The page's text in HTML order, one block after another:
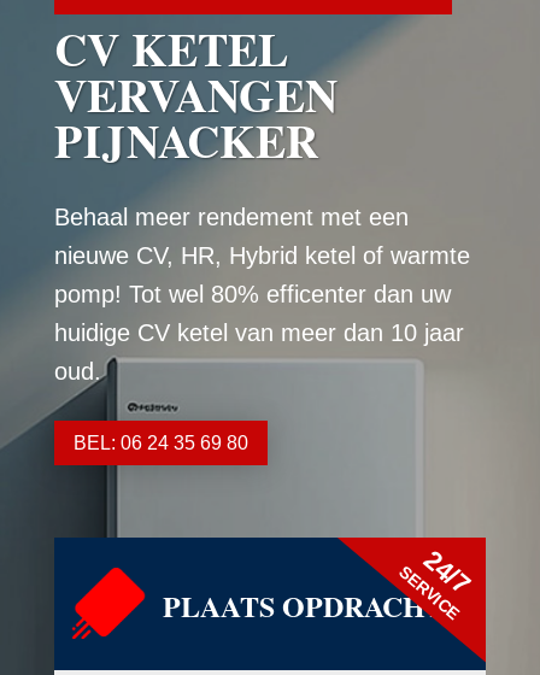
CV KETEL
VERVANGEN
PIJNACKER
Behaal meer rendement met een
nieuwe CV, HR, Hybrid ketel of warmte
pomp! Tot wel 80% efficenter dan uw
huidige CV ketel van meer dan 10 jaar
oud.
BEL: 06 24 35 69 80
PLAATS OPDRACHT
24/7
SERVICE